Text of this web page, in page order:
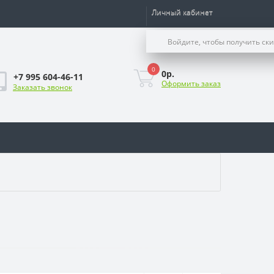
Личный кабинет
Войдите, чтобы получить
+7 995 604-46-11
Заказать звонок
0 0р.
Оформить заказ